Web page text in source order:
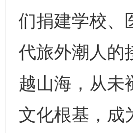
们捐建学校、
代旅外潮人的
越山海，从未
文化根基，成